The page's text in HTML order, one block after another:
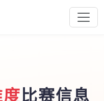
比赛信息